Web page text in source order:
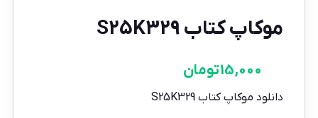
موکاپ کتاب S25K329
15,000تومان
دانلود موکاپ کتاب S25K329